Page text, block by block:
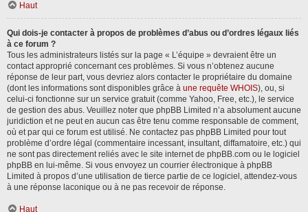
Haut
Qui dois-je contacter à propos de problèmes d’abus ou d’ordres légaux liés
à ce forum ?
Tous les administrateurs listés sur la page « L’équipe » devraient être un
contact approprié concernant ces problèmes. Si vous n’obtenez aucune
réponse de leur part, vous devriez alors contacter le propriétaire du domaine
(dont les informations sont disponibles grâce à une requête WHOIS), ou, si
celui-ci fonctionne sur un service gratuit (comme Yahoo, Free, etc.), le service
de gestion des abus. Veuillez noter que phpBB Limited n’a absolument aucune
juridiction et ne peut en aucun cas être tenu comme responsable de comment,
où et par qui ce forum est utilisé. Ne contactez pas phpBB Limited pour tout
problème d’ordre légal (commentaire incessant, insultant, diffamatoire, etc.) qui
ne sont pas directement reliés avec le site internet de phpBB.com ou le logiciel
phpBB en lui-même. Si vous envoyez un courrier électronique à phpBB
Limited à propos d’une utilisation de tierce partie de ce logiciel, attendez-vous
à une réponse laconique ou à ne pas recevoir de réponse.
Haut